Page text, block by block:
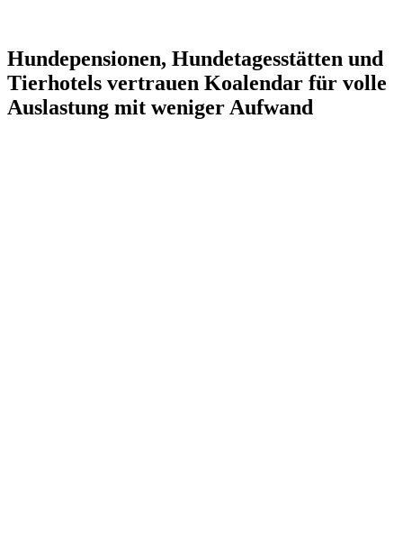
Hundepensionen, Hundetagesstätten und
Tierhotels vertrauen Koalendar für volle
Auslastung mit weniger Aufwand